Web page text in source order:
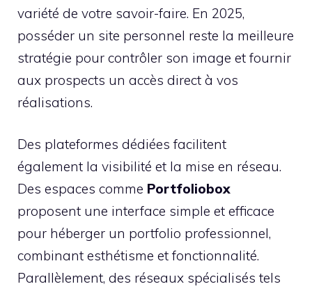
variété de votre savoir-faire. En 2025,
posséder un site personnel reste la meilleure
stratégie pour contrôler son image et fournir
aux prospects un accès direct à vos
réalisations.
Des plateformes dédiées facilitent
également la visibilité et la mise en réseau.
Des espaces comme Portfoliobox
proposent une interface simple et efficace
pour héberger un portfolio professionnel,
combinant esthétisme et fonctionnalité.
Parallèlement, des réseaux spécialisés tels